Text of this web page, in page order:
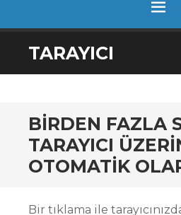
SKIP
TO
TARAYICI
BIRDEN FAZLA
TARAYICI
OTOMATIK
Bir tıklama ile